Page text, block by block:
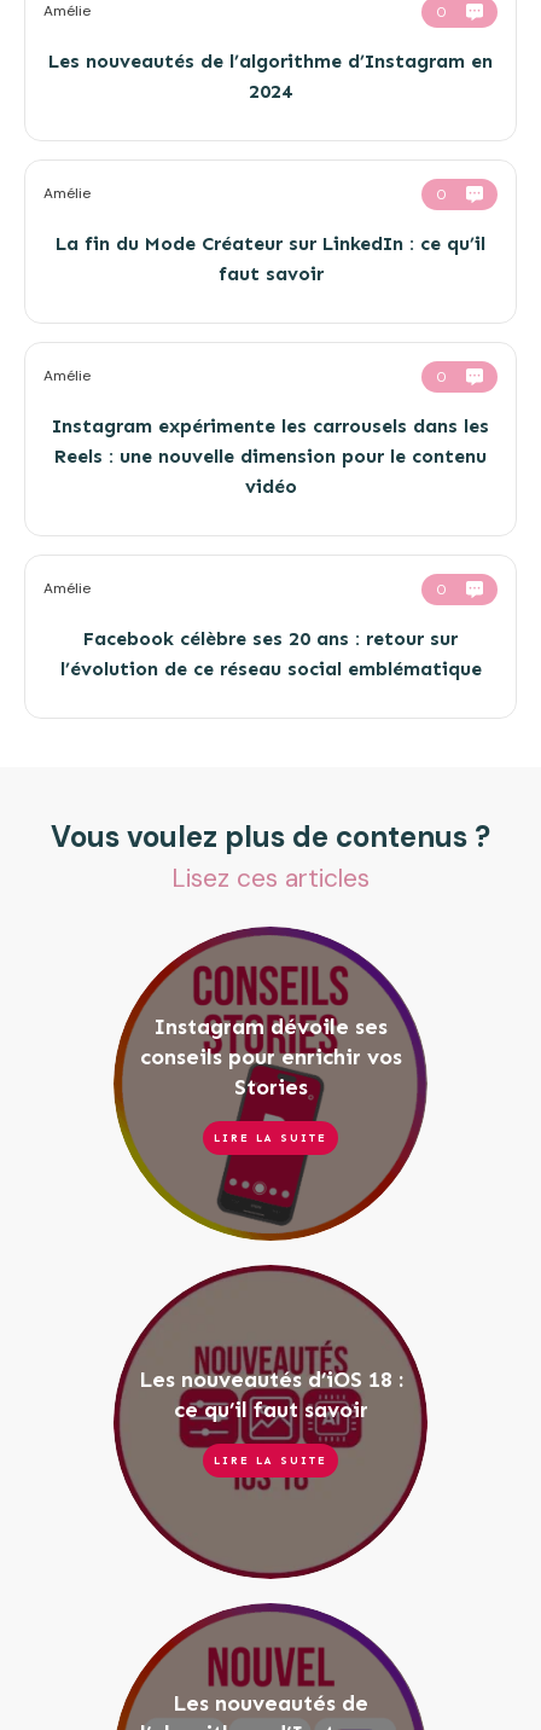
Amélie 0
Les nouveautés de l’algorithme d’Instagram en
2024
Amélie 0
La fin du Mode Créateur sur LinkedIn : ce qu’il
faut savoir
Amélie 0
Instagram expérimente les carrousels dans les
Reels : une nouvelle dimension pour le contenu
vidéo
Amélie 0
Facebook célèbre ses 20 ans : retour sur
l’évolution de ce réseau social emblématique
Vous voulez plus de contenus ?
Lisez ces articles
Instagram dévoile ses
conseils pour enrichir vos
Stories
LIRE LA SUITE
Les nouveautés d’iOS 18 :
ce qu’il faut savoir
LIRE LA SUITE
Les nouveautés de